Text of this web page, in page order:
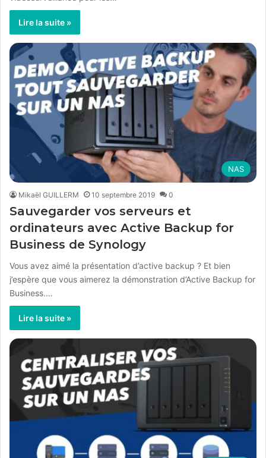
Lire la suite »
NAS
Mikaël GUILLERM 10 septembre 2019 0
Sauvegarder vos serveurs et
ordinateurs avec Active Backup for
Business de Synology
Vous avez aimé la présentation d’active backup ? Et bien
j’espère que vous aimerez la démonstration d’Active Backup for
Business.…
Lire la suite »